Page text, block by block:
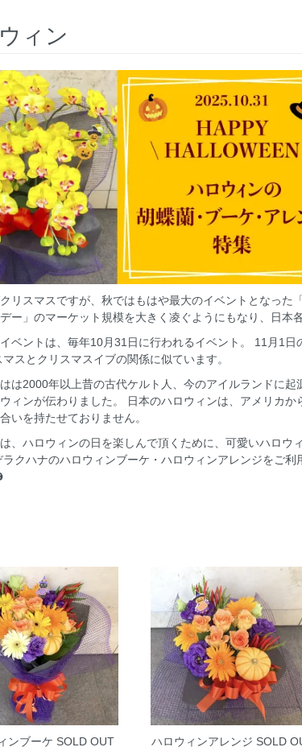
ィン
リスマスですが、秋ではもはや最大のイベントとなった
ー」のマーケット規模を大きく凌ぐようにもなり、日本
ベントは、毎年10月31日に行われるイベント。 11月1
スとクリスマスイブの関係に似ています。
は2000年以上昔の古代ケルト人、今のアイルランドに起
ィンが伝わりました。 日本のハロウィンは、アメリカ
いを持たせておりません。
、ハロウィンの日を楽しんで頂くために、可愛いハロウ
クハナのハロウィンブーケ・ハロウィンアレンジをご
ンブーケ SOLD OUT ハロウィンアレンジ SOLD